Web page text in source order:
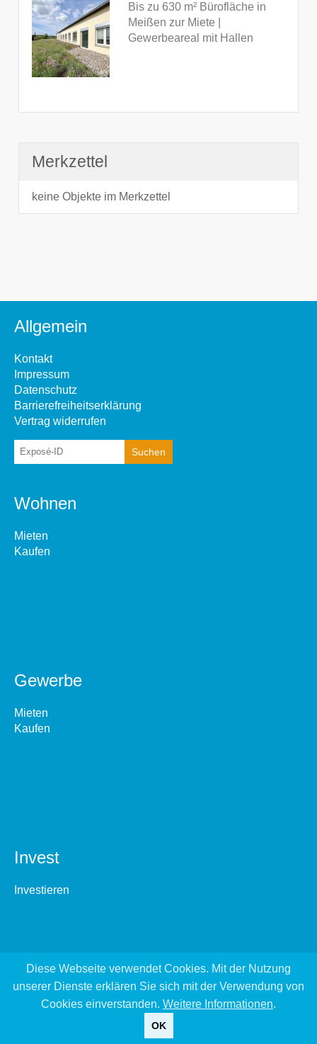
Bis zu 630 m² Bürofläche in
Meißen zur Miete |
Gewerbeareal mit Hallen
Merkzettel
keine Objekte im Merkzettel
Allgemein
Kontakt
Impressum
Datenschutz
Barrierefreiheitserklärung
Vertrag widerrufen
Wohnen
Mieten
Kaufen
Gewerbe
Mieten
Kaufen
Invest
Investieren
Diese Webseite verwendet Cookies. Mit der Nutzung
unserer Dienste erklären Sie sich mit der Verwendung von
Cookies einverstanden. Weitere Informationen.
OK